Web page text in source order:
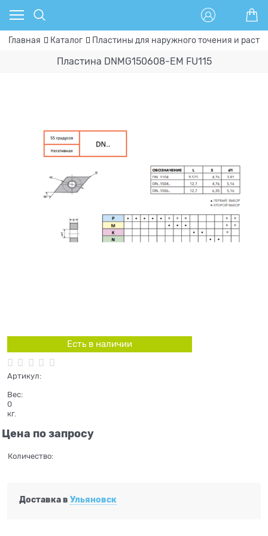
Главная Каталог Пластины для наружного точения и
Пластина DNMG150608-EM FU115
Есть в наличии
Артикул:
Вес:
0
кг.
Цена по запросу
Количество:
Доставка в Ульяновск